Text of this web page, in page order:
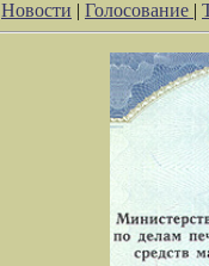
Новости | Голосование |